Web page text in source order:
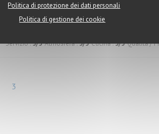
Politica di protezione dei dati personali
Politica di gestione dei cookie
Servizio:5/5 Atmosfera:5/5 Cucina:5/5 Qualità /
3